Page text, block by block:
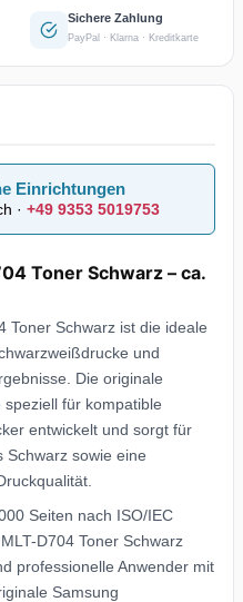
Sichere Zahlung
PayPal · Klarna · Kreditkarte
Einrichtungen
· +49 9353 5019753
Toner Schwarz – ca.
Toner Schwarz ist die ideale
und
Die originale
für kompatible
entwickelt und sorgt für
Schwarz sowie eine
Seiten nach ISO/IEC
D704 Toner Schwarz
professionelle Anwender mit
Samsung